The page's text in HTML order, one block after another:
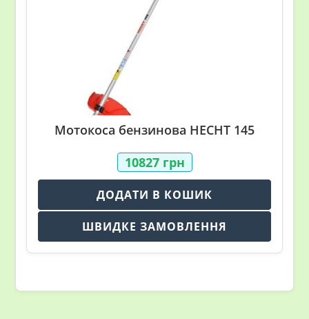
Мотокоса бензинова HECHT 145
10827 грн
ДОДАТИ В КОШИК
ШВИДКЕ ЗАМОВЛЕННЯ